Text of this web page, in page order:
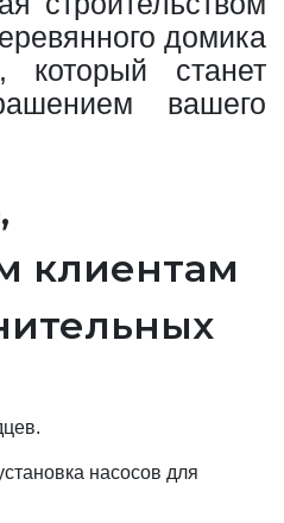
домика
который станет
вашего
клиентам
насосов для